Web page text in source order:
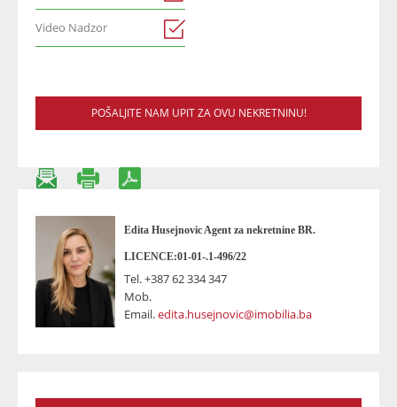
Video Nadzor
POŠALJITE NAM UPIT ZA OVU NEKRETNINU!
Edita Husejnovic Agent za nekretnine BR.
LICENCE:01-01-.1-496/22
Tel.+387 62 334 347
Mob.
Email.edita.husejnovic@imobilia.ba